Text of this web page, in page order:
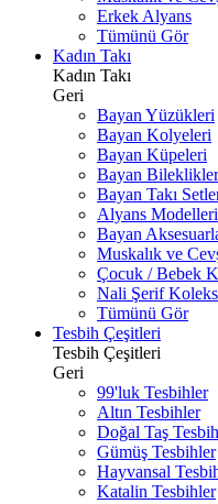
Erkek Alyans
Tümünü Gör
Kadın Takı
Kadın Takı
Geri
Bayan Yüzükleri
Bayan Kolyeleri
Bayan Küpeleri
Bayan
Bayan Takı
Alyans Modelleri
Bayan
Muskalık ve
Çocuk / Bebek
Nali Şerif
Tümünü Gör
Tesbih Çeşitleri
Tesbih Çeşitleri
Geri
99'luk Tesbihler
Altın Tesbihler
Doğal Taş
Gümüş Tesbihler
Hayvansal
Katalin Tesbihler